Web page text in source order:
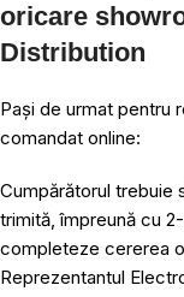
oricare
Distribution
Pași de urmat pentru
comandat online:
Cumpărătorul trebuie
trimită, împreună cu
completeze cererea
Reprezentantul